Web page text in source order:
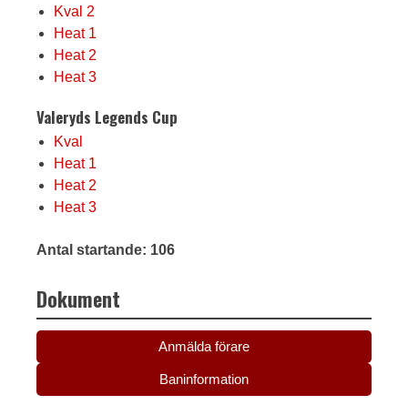
Kval 2
Heat 1
Heat 2
Heat 3
Valeryds Legends Cup
Kval
Heat 1
Heat 2
Heat 3
Antal startande: 106
Dokument
Anmälda förare
Baninformation